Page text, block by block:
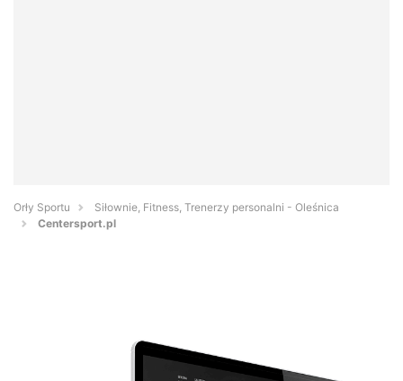
Orły Sportu
Siłownie, Fitness, Trenerzy personalni - Oleśnica
Centersport.pl